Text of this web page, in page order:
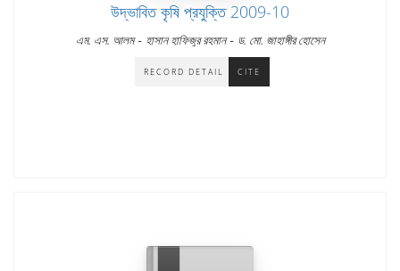
উদ্ভাবিত কৃষি প্রযুক্তি 2009-10
এম. এস. আলম- হাসান হাফিজুর রহমান- ড. মো. জাহাঙ্গীর হোসেন
RECORD DETAIL CITE